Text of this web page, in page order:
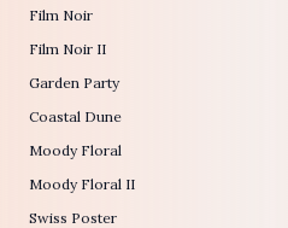
Film Noir
Film Noir II
Garden Party
Coastal Dune
Moody Floral
Moody Floral II
Swiss Poster